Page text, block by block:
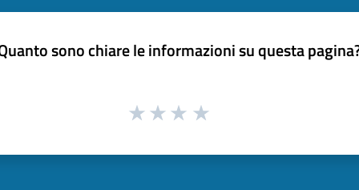
sono chiare le informazioni su questa